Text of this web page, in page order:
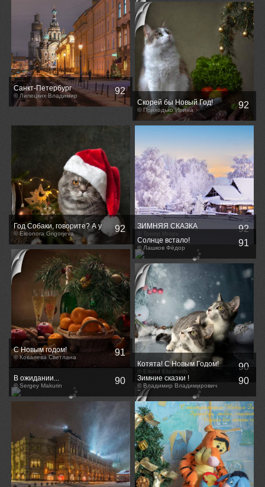
Санкт-Петербург
© Липецких Владимир 92
Скорей бы Новый Год!
© Приходько Ирина 92
Год Собаки, говорите? А у
нас год Кота, как и всегда ))
© Eleonora Grigorjeva 92 ЗИМНЯЯ СКАЗКА
© Триер Игорь 92
С Новым годом!
© Ковалева Светлана 91
Солнце встало!
© Лашков Фёдор 91
Котята! С Новым Годом!
© Etkind Elizabeth 90
В ожидании...
© Sergey Makurin 90 Зимние сказки !
© Владимир Владимирович
Володин
90